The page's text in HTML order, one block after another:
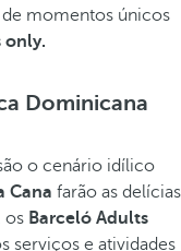
momentos únicos
only.
Dominicana
o cenário idílico
Cana farão as delícias
os Barceló Adults
serviços e atividades